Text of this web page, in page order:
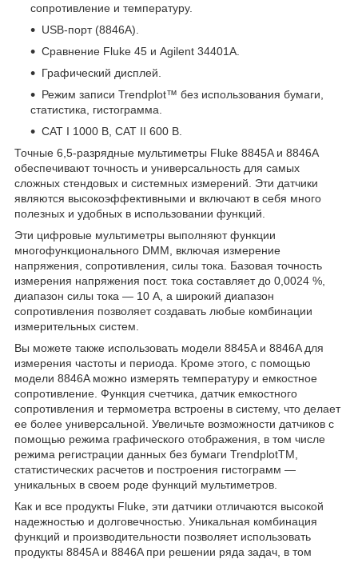
сопротивление и температуру.
USB-порт (8846A).
Сравнение Fluke 45 и Agilent 34401A.
Графический дисплей.
Режим записи Trendplot™ без использования бумаги,
статистика, гистограмма.
CAT I 1000 В, CAT II 600 В.
Точные 6,5-разрядные мультиметры Fluke 8845A и 8846A
обеспечивают точность и универсальность для самых
сложных стендовых и системных измерений. Эти датчики
являются высокоэффективными и включают в себя много
полезных и удобных в использовании функций.
Эти цифровые мультиметры выполняют функции
многофункционального DMM, включая измерение
напряжения, сопротивления, силы тока. Базовая точность
измерения напряжения пост. тока составляет до 0,0024 %,
диапазон силы тока — 10 А, а широкий диапазон
сопротивления позволяет создавать любые комбинации
измерительных систем.
Вы можете также использовать модели 8845A и 8846A для
измерения частоты и периода. Кроме этого, с помощью
модели 8846A можно измерять температуру и емкостное
сопротивление. Функция счетчика, датчик емкостного
сопротивления и термометра встроены в систему, что делает
ее более универсальной. Увеличьте возможности датчиков с
помощью режима графического отображения, в том числе
режима регистрации данных без бумаги TrendplotTM,
статистических расчетов и построения гистограмм —
уникальных в своем роде функций мультиметров.
Как и все продукты Fluke, эти датчики отличаются высокой
надежностью и долговечностью. Уникальная комбинация
функций и производительности позволяет использовать
продукты 8845A и 8846A при решении ряда задач, в том